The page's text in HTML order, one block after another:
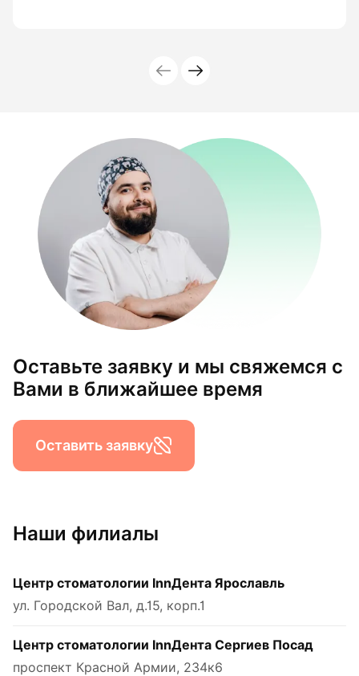
Оставьте заявку и мы свяжемся с
Вами в ближайшее время
Оставить заявку
Наши филиалы
Центр стоматологии InnДента Ярославль
ул. Городской Вал, д.15, корп.1
Центр стоматологии InnДента Сергиев Посад
проспект Красной Армии, 234к6